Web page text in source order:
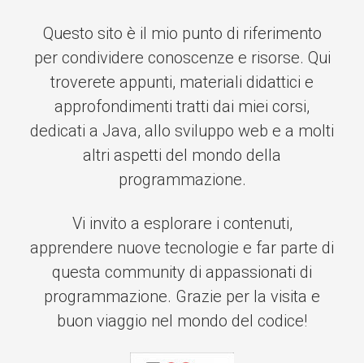
Questo sito è il mio punto di riferimento
per condividere conoscenze e risorse. Qui
troverete appunti, materiali didattici e
approfondimenti tratti dai miei corsi,
dedicati a Java, allo sviluppo web e a molti
altri aspetti del mondo della
programmazione.
Vi invito a esplorare i contenuti,
apprendere nuove tecnologie e far parte di
questa community di appassionati di
programmazione. Grazie per la visita e
buon viaggio nel mondo del codice!